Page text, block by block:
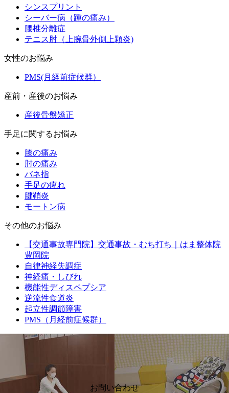
シンスプリント
シーバー病（踵の痛み）
腰椎分離症
テニス肘（上腕骨外側上顆炎)
女性のお悩み
PMS(月経前症候群）
産前・産後のお悩み
産後骨盤矯正
手足に関するお悩み
膝の痛み
肘の痛み
バネ指
手足の痺れ
腱鞘炎
モートン病
その他のお悩み
【交通事故専門院】交通事故・むち打ち｜はま整体院
豊岡院
自律神経失調症
神経痛・しびれ
機能性ディスペプシア
逆流性食道炎
起立性調節障害
PMS（月経前症候群）
お問い合わせ